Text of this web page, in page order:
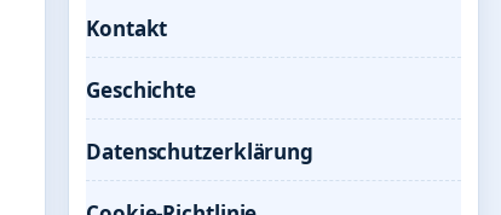
Kontakt
Geschichte
Datenschutzerklärung